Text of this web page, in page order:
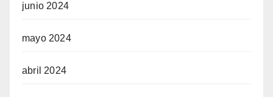
junio 2024
mayo 2024
abril 2024